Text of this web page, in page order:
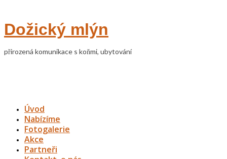
Dožický mlýn
přirozená komunikace s koňmi, ubytování
Úvod
Nabízíme
Fotogalerie
Akce
Partneři